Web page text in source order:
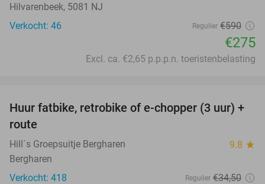
Hilvarenbeek, 5081 NJ
Verkocht: 46
Regulier €590
€275
Excl. ca. €2,65 p.p.p.n. toeristenbelasting
35%
Huur fatbike, retrobike of e-chopper (3 uur) +
route
Hill´s Groepsuitje Bergharen 9.8 star
Bergharen
Verkocht: 418
Regulier €34,50